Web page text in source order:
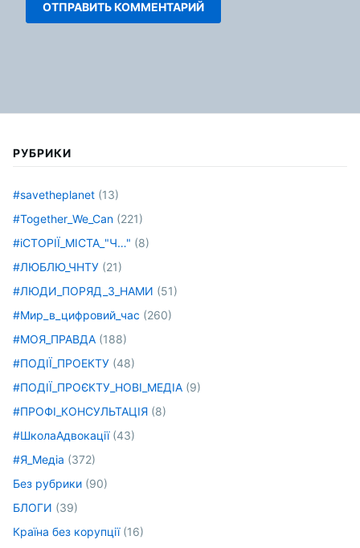
РУБРИКИ
#savetheplanet (13)
#Together_We_Can (221)
#іСТОРІЇ_МІСТА_"Ч…" (8)
#ЛЮБЛЮ_ЧНТУ (21)
#ЛЮДИ_ПОРЯД_З_НАМИ (51)
#Мир_в_цифровий_час (260)
#МОЯ_ПРАВДА (188)
#ПОДІЇ_ПРОЕКТУ (48)
#ПОДІЇ_ПРОЄКТУ_НОВІ_МЕДІА (9)
#ПРОФІ_КОНСУЛЬТАЦІЯ (8)
#ШколаАдвокації(43)
#Я_Медіа (372)
Без рубрики (90)
БЛОГИ (39)
Країна без корупції(16)